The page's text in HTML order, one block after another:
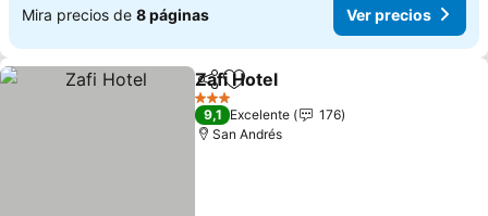
Mira precios de 8 páginas Ver precios
CompartirAgregar a favoritos
Zafi Hotel
3 Estrellas
9,1 Excelente
176
San Andrés